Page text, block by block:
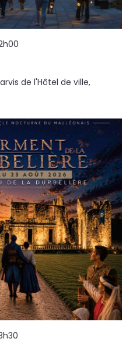
de l'Hôtel de ville,